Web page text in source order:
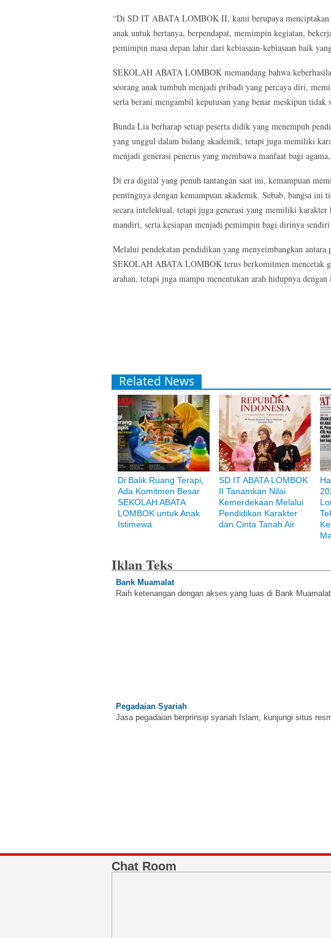
“Di SD IT ABATA LOMBOK II, kami berupaya
anak untuk bertanya, berpendapat, memimpin kegiatan,
pemimpin masa depan lahir dari kebiasaan-kebiasaan baik
SEKOLAH ABATA LOMBOK memandang bahwa
seorang anak tumbuh menjadi pribadi yang percaya diri,
serta berani mengambil keputusan yang benar meskipun
Bunda Lia berharap setiap peserta didik yang menempuh
yang unggul dalam bidang akademik, tetapi juga memiliki
menjadi generasi penerus yang membawa manfaat bagi
Di era digital yang penuh tantangan saat ini, kemampuan
pentingnya dengan kemampuan akademik. Sebab, bangsa ini
secara intelektual, tetapi juga generasi yang memiliki
mandiri, serta kesiapan menjadi pemimpin bagi dirinya
Melalui pendekatan pendidikan yang menyeimbangkan antara
SEKOLAH ABATA LOMBOK terus berkomitmen mencetak
arahan, tetapi juga mampu menentukan arah hidupnya
Related News
Di Balik Ruang Terapi,
Ada Komitmen Besar
SEKOLAH ABATA
LOMBOK untuk Anak
Istimewa
SD IT ABATA LOMBOK
II Tanamkan Nilai
Kemerdekaan Melalui
Pendidikan Karakter
dan Cinta Tanah Air
Iklan Teks
Bank Muamalat
Raih ketenangan dengan akses yang luas di Bank Muamalat
Pegadaian Syariah
Jasa pegadaian berprinsip syariah Islam, kunjungi situs
Chat Room